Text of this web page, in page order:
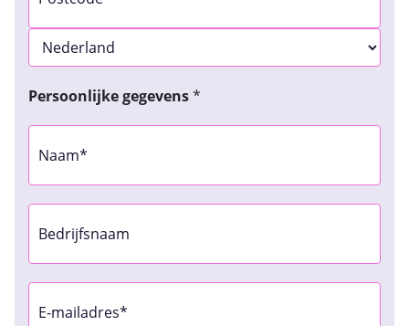
ZIP
/
Code
Persoonlijke gegevens*
Persoonlijke
gegevens
Bedrijfsnaam
E-
mailadres(Required)